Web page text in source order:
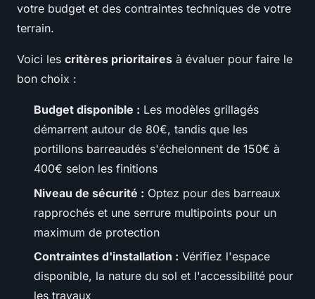
votre budget et des contraintes techniques de votre
terrain.
Voici les critères prioritaires à évaluer pour faire le
bon choix :
Budget disponible : Les modèles grillagés
démarrent autour de 80€, tandis que les
portillons barreaudés s'échelonnent de 150€ à
400€ selon les finitions
Niveau de sécurité : Optez pour des barreaux
rapprochés et une serrure multipoints pour un
maximum de protection
Contraintes d'installation : Vérifiez l'espace
disponible, la nature du sol et l'accessibilité pour
les travaux